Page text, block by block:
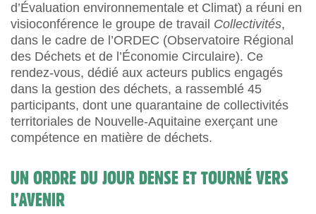
d’Évaluation environnementale et Climat) a réuni en
visioconférence le groupe de travail Collectivités,
dans le cadre de l’ORDEC (Observatoire Régional
des Déchets et de l’Économie Circulaire). Ce
rendez-vous, dédié aux acteurs publics engagés
dans la gestion des déchets, a rassemblé 45
participants, dont une quarantaine de collectivités
territoriales de Nouvelle-Aquitaine exerçant une
compétence en matière de déchets.
UN ORDRE DU JOUR DENSE ET TOURNÉ VERS
L’AVENIR